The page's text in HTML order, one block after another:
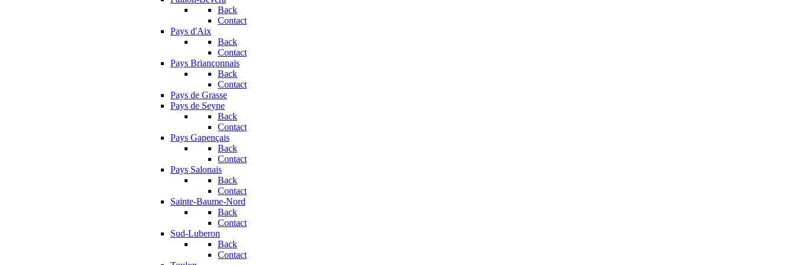
Back
Contact
Pays d'Aix
Back
Contact
Pays Briançonnais
Back
Contact
Pays de Grasse
Pays de Seyne
Back
Contact
Pays Gapençais
Back
Contact
Pays Salonais
Back
Contact
Sainte-Baume-Nord
Back
Contact
Sud-Luberon
Back
Contact